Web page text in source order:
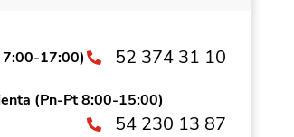
7:00-17:00) 52 374 31 10
(Pn-Pt 8:00-15:00)
54 230 13 87